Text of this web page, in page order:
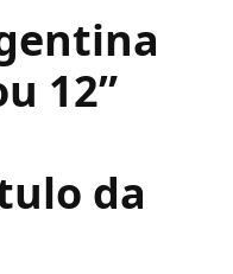
12”
da